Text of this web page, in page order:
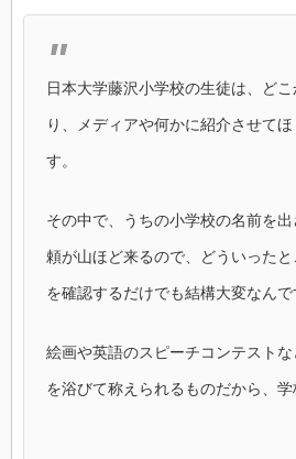
日本大学藤沢小学校の生徒は、ど
り、メディアや何かに紹介させて
す。
その中で、うちの小学校の名前を
頼が山ほど来るので、どういった
を確認するだけでも結構大変なんで
絵画や英語のスピーチコンテスト
を浴びて称えられるものだから、学